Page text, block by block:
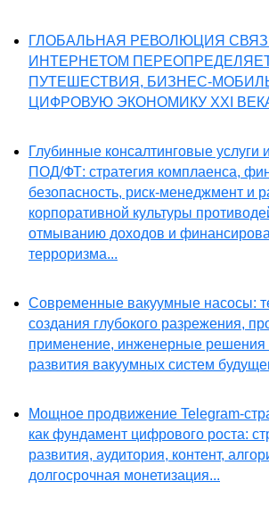
ГЛОБАЛЬНАЯ РЕВОЛЮЦИЯ
ИНТЕРНЕТОМ
ПУТЕШЕСТВИЯ, БИЗНЕС-
ЦИФРОВУЮ ЭКОНОМИКУ XXI
Глубинные консалтинговые услуги
ПОД/ФТ: стратегия комплаенса,
безопасность, риск-менеджмент и
корпоративной культуры
отмыванию доходов и
терроризма...
Современные вакуумные насосы:
создания глубокого разрежения,
применение, инженерные решения
развития вакуумных систем
Мощное продвижение Telegram-
как фундамент цифрового роста:
развития, аудитория, контент,
долгосрочная монетизация...